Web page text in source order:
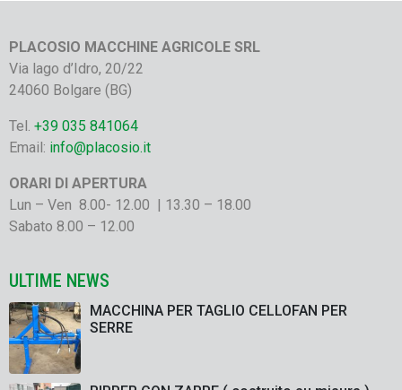
PLACOSIO MACCHINE AGRICOLE SRL
Via lago d’Idro, 20/22
24060 Bolgare (BG)
Tel. +39 035 841064
Email: info@placosio.it
ORARI DI APERTURA
Lun – Ven 8.00- 12.00 | 13.30 – 18.00
Sabato 8.00 – 12.00
ULTIME NEWS
MACCHINA PER TAGLIO CELLOFAN PER
SERRE